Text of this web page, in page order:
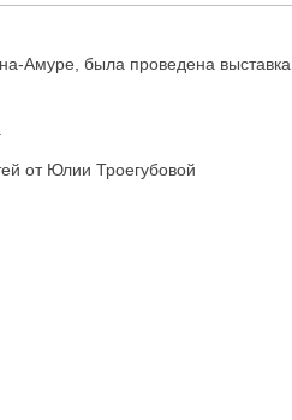
Амуре, была проведена выставка
от Юлии Троегубовой